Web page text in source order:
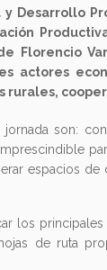
y Desarrollo
Florencio
actores
rurales,
jornada son:
espacios
los
de ruta